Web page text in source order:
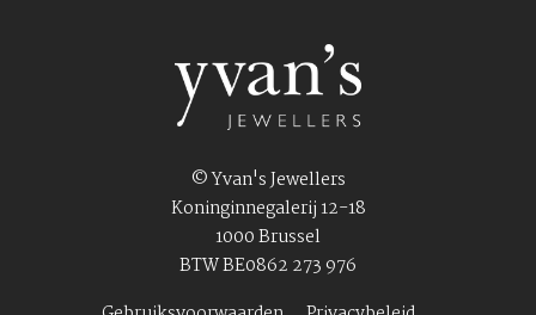
© Yvan's Jewellers
Koninginnegalerij 12-18
1000 Brussel
BTW BE0862 273 976